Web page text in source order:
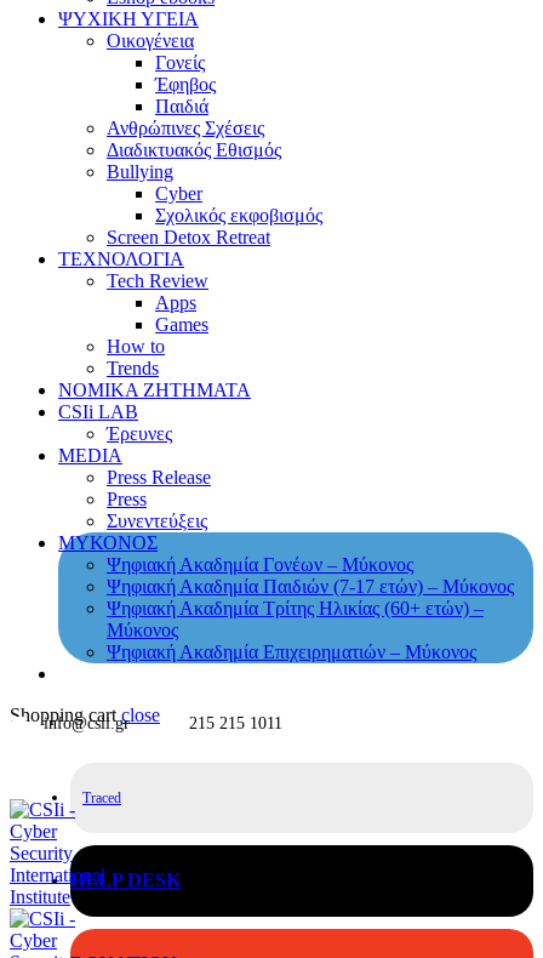
ΨΥΧΙΚΗ ΥΓΕΙΑ
Οικογένεια
Γονείς
Έφηβος
Παιδιά
Ανθρώπινες Σχέσεις
Διαδικτυακός Εθισμός
Bullying
Cyber
Σχολικός εκφοβισμός
Screen Detox Retreat
ΤΕΧΝΟΛΟΓΙΑ
Tech Review
Apps
Games
How to
Trends
ΝΟΜΙΚΑ ΖΗΤΗΜΑΤΑ
CSIi LAB
Έρευνες
MEDIA
Press Release
Press
Συνεντεύξεις
ΜΥΚΟΝΟΣ
Ψηφιακή Ακαδημία Γονέων – Μύκονος
Ψηφιακή Ακαδημία Παιδιών (7-17 ετών) – Μύκονος
Ψηφιακή Ακαδημία Τρίτης Ηλικίας (60+ ετών) –
Μύκονος
Ψηφιακή Ακαδημία Επιχειρηματιών – Μύκονος
Shopping cart close
info@csii.gr 215 215 1011
Traced
HELP DESK